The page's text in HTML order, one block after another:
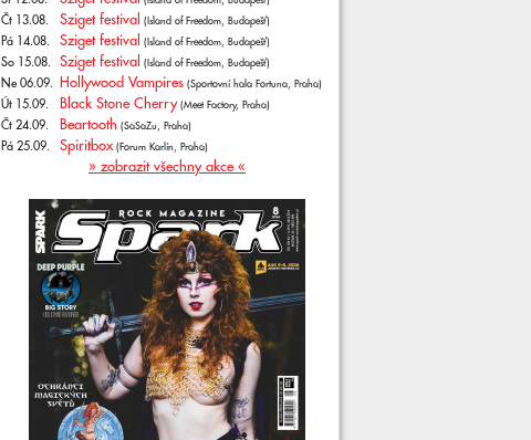
Čt 13.08. Sziget festival (Island of Freedom, Budapešť)
Pá 14.08. Sziget festival (Island of Freedom, Budapešť)
So 15.08. Sziget festival (Island of Freedom, Budapešť)
Ne 06.09. Hollywood Vampires (Sportovní hala Fortuna, Praha)
Út 15.09. Black Stone Cherry (Meet Factory, Praha)
Čt 24.09. Beartooth (SaSaZu, Praha)
Pá 25.09. Spiritbox (Forum Karlín, Praha)
» zobrazit všechny akce «